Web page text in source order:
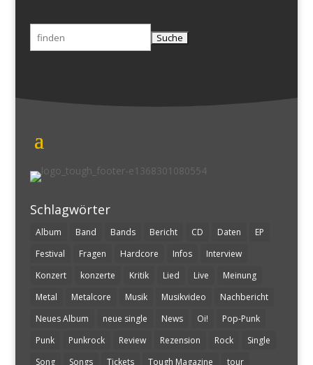
Suchen
nach:
Schlagwörter
Album Band Bands Bericht CD Daten
EP
Festival
Fragen Hardcore Infos
Interview
Konzert
konzerte Kritik Lied Live
Meinung
Metal
Metalcore Musik Musikvideo
Nachbericht
Neues Album
neue single News Oi!
Pop-Punk
Punk
Punkrock Review Rezension Rock
Single
Song
Songs Tickets Tough Magazine tour